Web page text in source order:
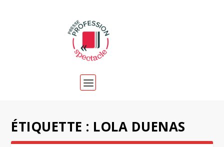
ÉTIQUETTE : LOLA DUENAS